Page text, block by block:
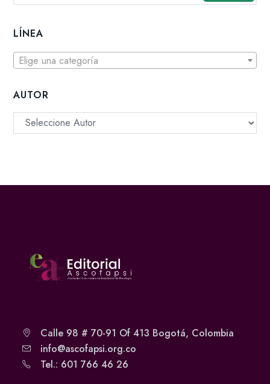
LÍNEA
Elige una categoría
AUTOR
Calle 98 # 70-91 Of 413 Bogotá, Colombia
info@ascofapsi.org.co
Tel.: 601 766 46 26